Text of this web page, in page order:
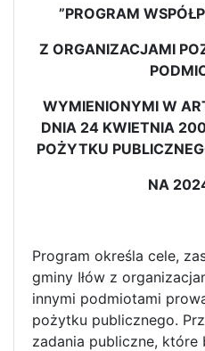
”PROGRAM
Z ORGANIZACJAMI
WYMIENIONYMI W
DNIA 24 KWIETNIA
POŻYTKU
NA
Program określa cele,
gminy Iłów z
innymi podmiotami
pożytku publicznego.
zadania publiczne, które